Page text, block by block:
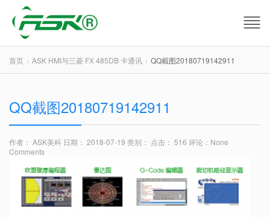
首页 ASK HMI与三菱 FX 485DB 卡通讯 QQ截图20180719142911
QQ截图20180719142911
作者： ASK美科 日期： 2018-07-19 类别： 点击： 516 评论： None
Comments